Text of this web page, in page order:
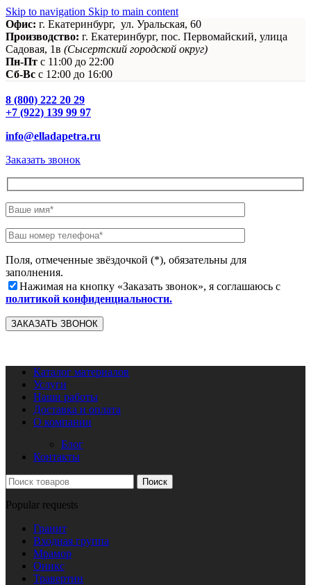
Skip to navigation Skip to main content
Офис: г. Екатеринбург, ул. Уральская, 60
Производство: г. Екатеринбург, пос. Первомайский, улица
Садовая, 1в (Сысертский городской округ)
Пн-Пт c 11:00 до 22:00
Сб-Вс с 12:00 до 16:00
8 (800) 222 20 29
+7 (922) 139 99 97
info@elladapetra.ru
Заказать звонок
Поля, отмеченные звёздочкой (*), обязательны для
заполнения.
Нажимая на кнопку «Заказать звонок», я соглашаюсь с
политикой конфиденциальности.
Каталог материалов
Услуги
Наши работы
Доставка и оплата
О компании
Блог
Контакты
Поиск
Popular requests
Гранит
Входная группа
Мрамор
Оникс
Травертин